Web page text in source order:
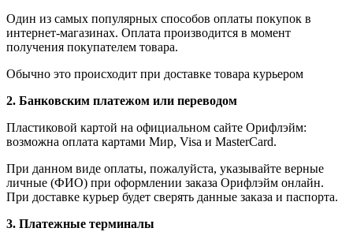
Один из самых популярных способов оплаты покупок в
интернет-магазинах. Оплата производится в момент
получения покупателем товара.
Обычно это происходит при доставке товара курьером
2. Банковским платежом или переводом
Пластиковой картой на официальном сайте Орифлэйм:
возможна оплата картами Мир, Visa и MasterCard.
При данном виде оплаты, пожалуйста, указывайте верные
личные (ФИО) при оформлении заказа Орифлэйм онлайн.
При доставке курьер будет сверять данные заказа и паспорта.
3. Платежные терминалы